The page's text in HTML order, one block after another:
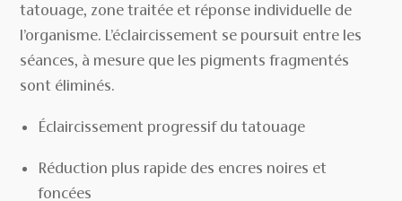
tatouage, zone traitée et réponse individuelle de
l’organisme. L’éclaircissement se poursuit entre les
séances, à mesure que les pigments fragmentés
sont éliminés.
Éclaircissement progressif du tatouage
Réduction plus rapide des encres noires et
foncées